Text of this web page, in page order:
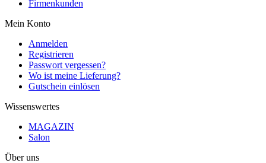
Firmenkunden
Mein Konto
Anmelden
Registrieren
Passwort vergessen?
Wo ist meine Lieferung?
Gutschein einlösen
Wissenswertes
MAGAZIN
Salon
Über uns